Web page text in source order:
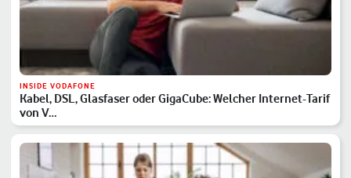
INSIDE VODAFONE
Kabel, DSL, Glasfaser oder GigaCube: Welcher Internet-Tarif
von V…